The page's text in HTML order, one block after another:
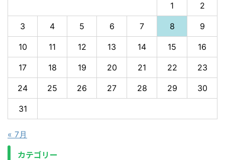
1 2
3 4 5 6 7 8 9
10 11 12 13 14 15 16
17 18 19 20 21 22 23
24 25 26 27 28 29 30
31
« 7月
カテゴリー